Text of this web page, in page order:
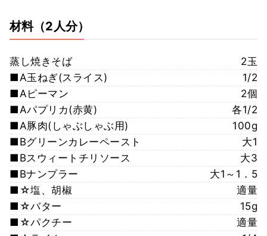
材料（2人分）
蒸し焼きそば
2玉
■A玉ねぎ(スライス)
1/2
■Aピーマン
2個
■Aパプリカ(赤黄)
各1/2
■A豚肉(しゃぶしゃぶ用)
100g
■Bグリーンカレーペースト
大1
■Bスウィートチリソース
大3
■Bナンプラー
大1～1．5
■☆塩、胡椒
適量
■☆バター
15g
■☆パクチー
適量